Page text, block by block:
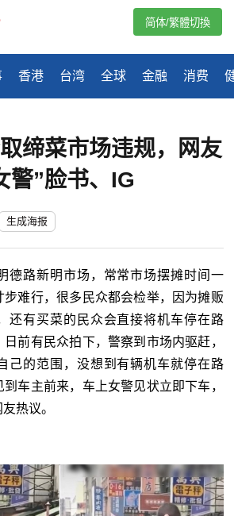
香港 台湾 全球 金融 消费
简体/繁體切換
缔菜市场违规，网友
警”脸书、IG
生成海报
德路新明市场，常常市场摆摊时间一
步难行，很多民众都会检举，因为摊贩
还有买菜的民众会直接将机车停在路
前有民众拍下，警察到市场内驱赶，
己的范围，没想到有辆机车就停在路
车主前来，车上女警见状立即下车，
热议。